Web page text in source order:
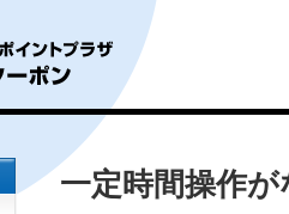
一定時間操作